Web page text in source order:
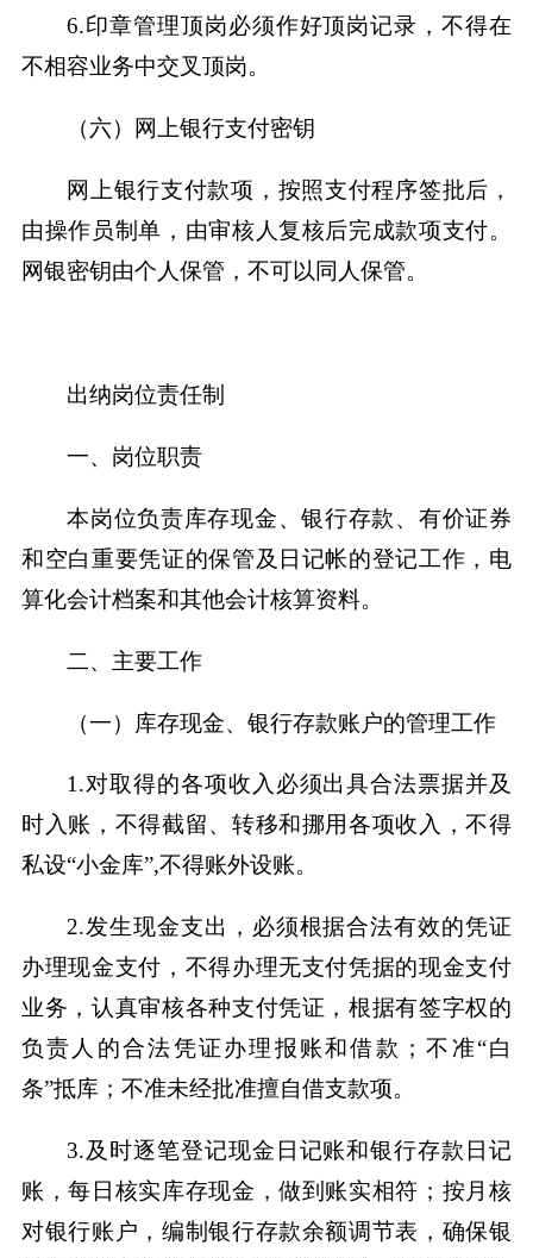
6.印章管理顶岗必须作好顶岗记录，不得在
不相容业务中交叉顶岗。
（六）网上银行支付密钥
网上银行支付款项，按照支付程序签批后，
由操作员制单，由审核人复核后完成款项支付。
网银密钥由个人保管，不可以同人保管。
出纳岗位责任制
一、岗位职责
本岗位负责库存现金、银行存款、有价证券
和空白重要凭证的保管及日记帐的登记工作，电
算化会计档案和其他会计核算资料。
二、主要工作
（一）库存现金、银行存款账户的管理工作
1.对取得的各项收入必须出具合法票据并及
时入账，不得截留、转移和挪用各项收入，不得
私设“小金库”,不得账外设账。
2.发生现金支出，必须根据合法有效的凭证
办理现金支付，不得办理无支付凭据的现金支付
业务，认真审核各种支付凭证，根据有签字权的
负责人的合法凭证办理报账和借款；不准“白
条”抵库；不准未经批准擅自借支款项。
3.及时逐笔登记现金日记账和银行存款日记
账，每日核实库存现金，做到账实相符；按月核
对银行账户，编制银行存款余额调节表，确保银